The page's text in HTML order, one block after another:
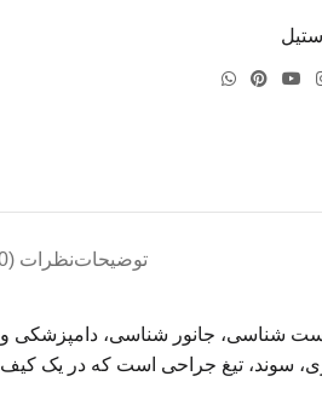
توضیحاتنظرات (0)
سوند، تیغ جراحی است که در یک